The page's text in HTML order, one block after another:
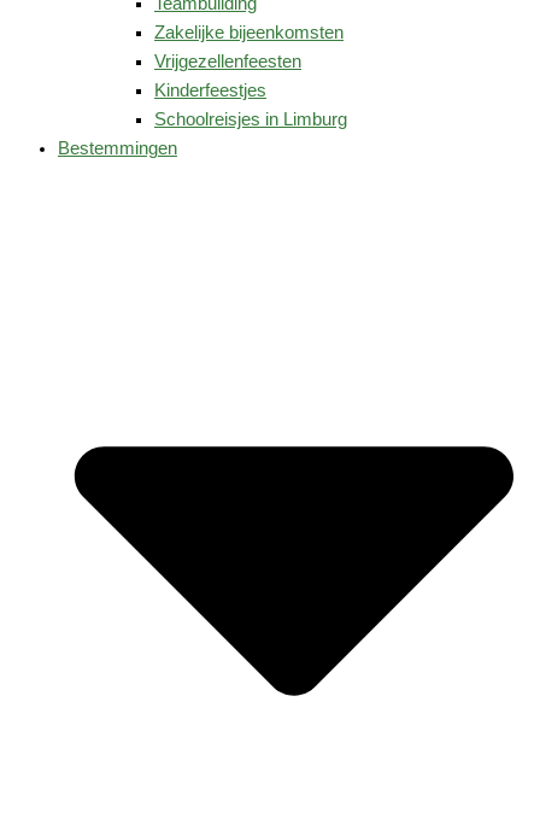
Zakelijke bijeenkomsten
Vrijgezellenfeesten
Kinderfeestjes
Schoolreisjes in Limburg
Bestemmingen